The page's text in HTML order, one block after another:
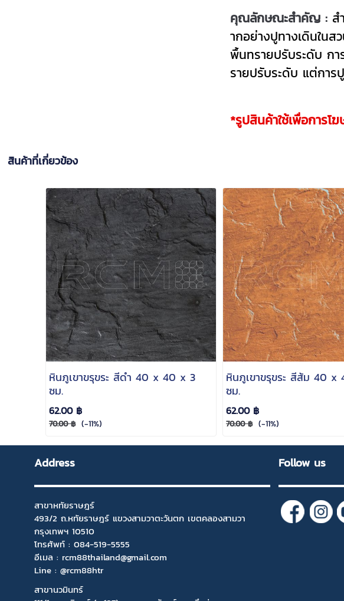
คุณลักษณะสำคัญ : ส
ากอย่างปูทางเดินในส
พื้นทรายปรับระดับ ก
รายปรับระดับ แต่การ
*รูปสินค้าใช้เพื่อการโ
สินค้าที่เกี่ยวข้อง
หินภูเขาขรุขระ สีดำ 40 x 40 x 3
ซม.
62.00 ฿
70.00 ฿ (-11%)
หินภูเขาขรุขระ สีส้ม 40 x
ซม.
62.00 ฿
70.00 ฿ (-11%)
Address
สาขาหทัยราษฎร์
493/2 ถ.หทัยราษฎร์ แขวงสามวาตะวันตก เขตคลองสามวา
กรุงเทพฯ 10510
โทรศัพท์ : 084-519-5555
อีเมล : rcm88thailand@gmail.com
Line : @rcm88htr
สาขานวมินทร์
Follow us